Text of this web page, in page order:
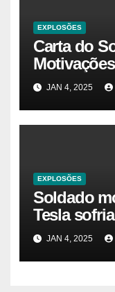
EXPLOSÕES
Carta do
do
Gazeta
JAN 4, 2025
EXPLOSÕES
Soldado
Tesla
traumático
JAN 4, 2025